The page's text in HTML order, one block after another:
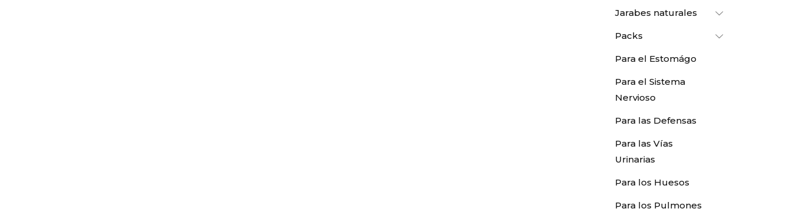
Jarabes naturales
Packs
Para el Estomágo
Para el Sistema
Nervioso
Para las Defensas
Para las Vías
Urinarias
Para los Huesos
Para los Pulmones